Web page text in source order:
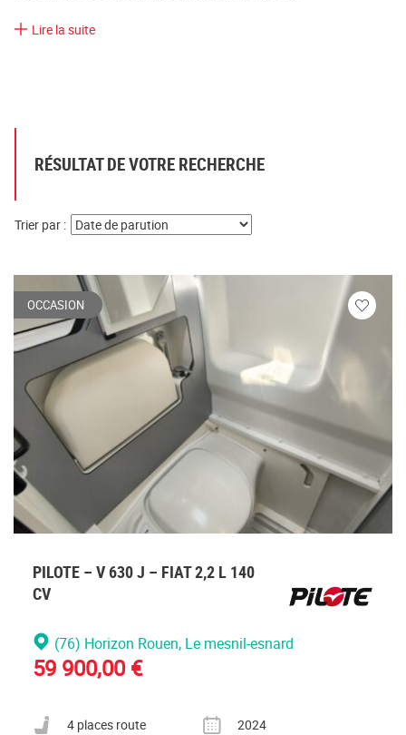
Lire la suite
RÉSULTAT DE VOTRE RECHERCHE
Trier par :
OCCASION
Veuillez
PILOTE – V 630 J – FIAT 2,2 L 140
CV
(76) Horizon Rouen, Le mesnil-esnard
59 900,00 €
Nombre de places carte grise
4 places route
Année
2024